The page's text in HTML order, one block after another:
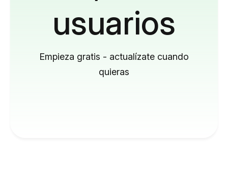
usuarios
Empieza gratis - actualízate cuando
quieras